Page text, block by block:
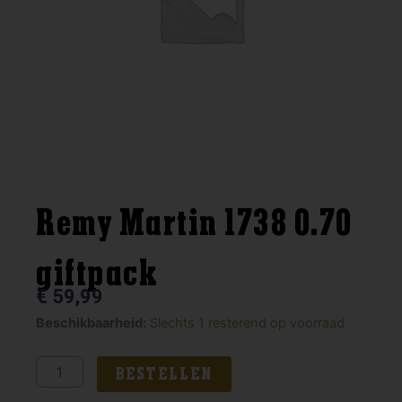
Remy Martin 1738 0.70
giftpack
€59,99
Beschikbaarheid: Slechts 1 resterend op voorraad
Remy
1738
BESTELLEN